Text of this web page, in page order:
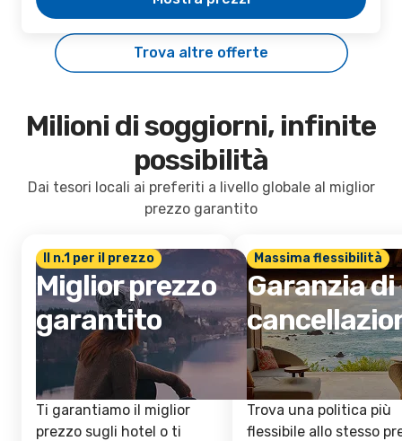
Trova altre offerte
Milioni di soggiorni, infinite
possibilità
Dai tesori locali ai preferiti a livello globale al miglior
prezzo garantito
Il n.1 per il prezzo
Miglior prezzo
garantito
Ti garantiamo il miglior
prezzo sugli hotel o ti
Massima flessibilità
Garanzia di
Trova una politica più
flessibile allo stesso